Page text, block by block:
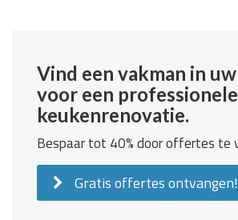
Vind een vakman in
voor een professionele
keukenrenovatie.
Bespaar tot 40% door offertes te
Gratis offertes ontvangen!